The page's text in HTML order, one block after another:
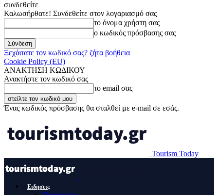
συνδεθείτε
Καλωσήρθατε! Συνδεθείτε στον λογαριασμό σας
το όνομα χρήστη σας
ο κωδικός πρόσβασης σας
Ξεχάσατε τον κωδικό σας? ζήτα βοήθεια
Cookie Policy (EU)
ΑΝΑΚΤΗΣΗ ΚΩΔΙΚΟΥ
Ανακτήστε τον κωδικό σας
το email σας
Ένας κωδικός πρόσβασης θα σταλθεί με e-mail σε εσάς.
Tourism Today
Ειδησεις